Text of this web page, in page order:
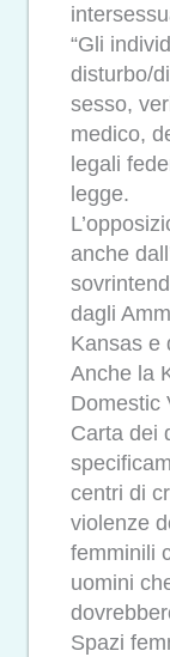
“Gli
disturbo/
sesso,
medico,
legali
legge.
anche
dagli
Kansas e
Anche la
Domestic
Carta dei
centri di
violenze
femminili
uomini
Spazi